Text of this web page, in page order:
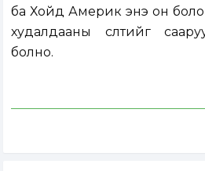
ба Хойд Америк энэ он
худалдааны өсөлтийг
болно.